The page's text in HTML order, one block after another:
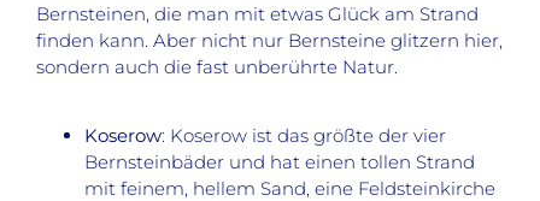
Bernsteinen, die man mit etwas Glück am Strand
finden kann. Aber nicht nur Bernsteine glitzern hier,
sondern auch die fast unberührte Natur.
Koserow: Koserow ist das größte der vier
Bernsteinbäder und hat einen tollen Strand
mit feinem, hellem Sand, eine Feldsteinkirche